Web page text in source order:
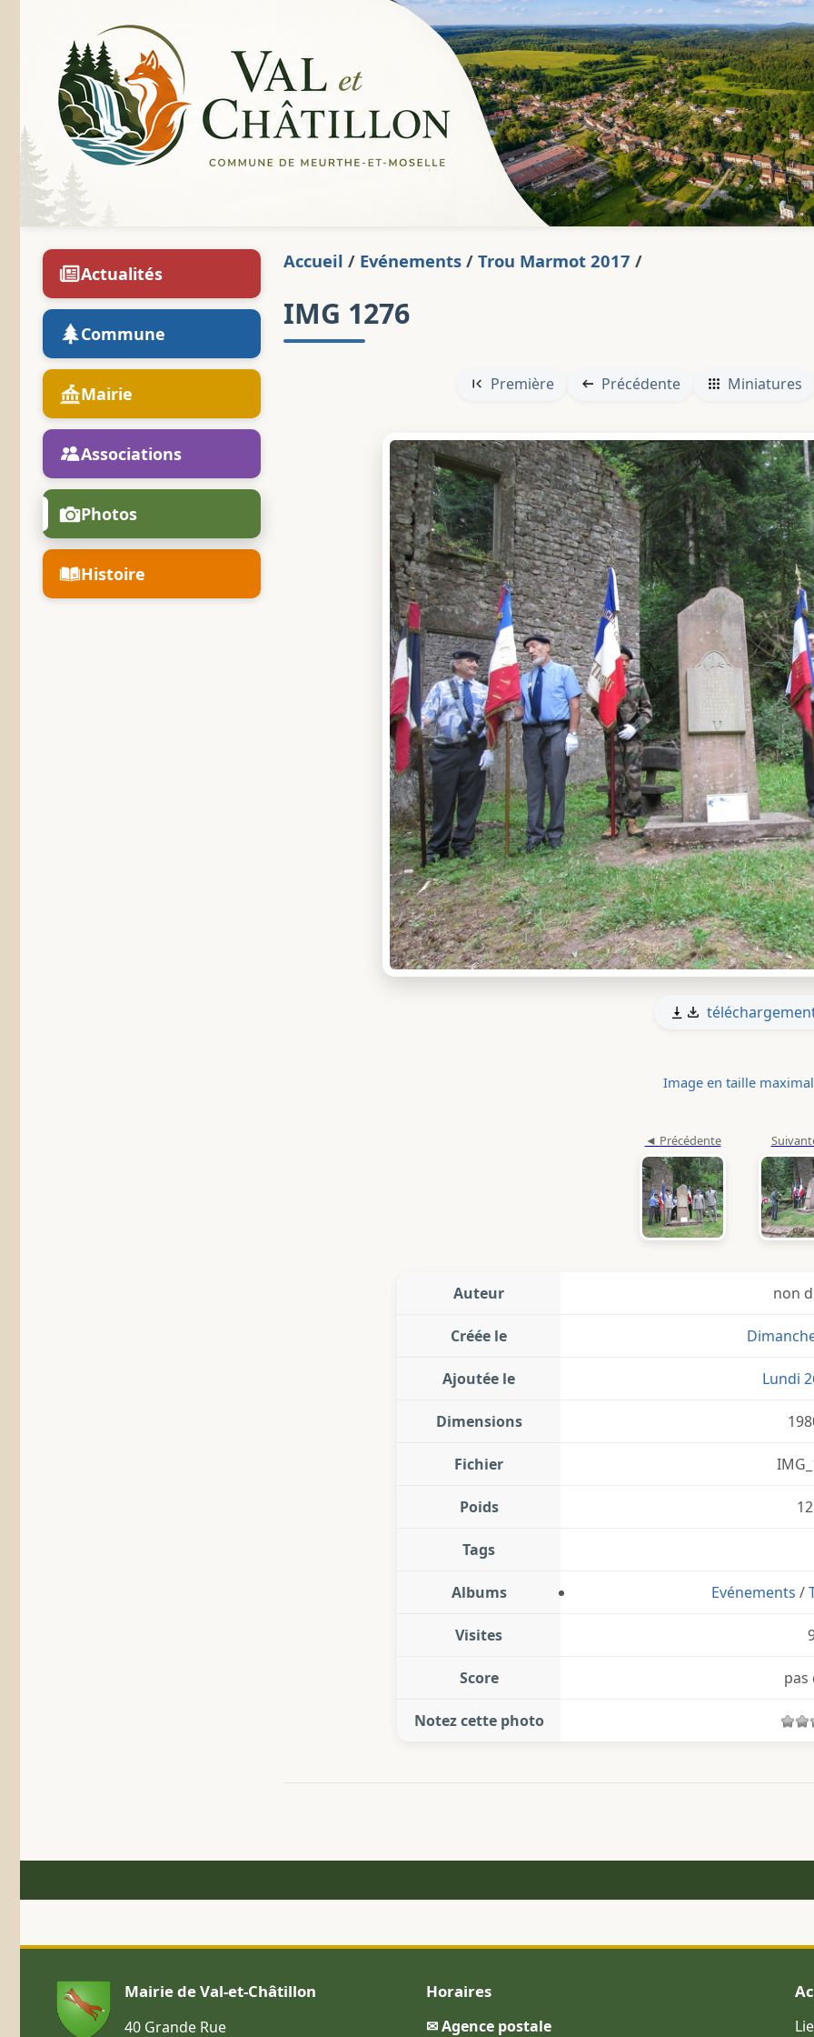
Actualités
Commune
Mairie
Associations
Photos
Histoire
Accueil / Evénements / Trou Marmot 2017 /
IMG 1276
Première Précédente Miniatures
Image en taille
Auteur non
Créée le
Ajoutée le Lundi
Dimensions
Fichier
Poids
Tags
Albums Evénements /
Visites
Score pas
Notez cette photo
Mairie de Val-et-Châtillon
40 Grande Rue
Horaires
✉ Agence postale